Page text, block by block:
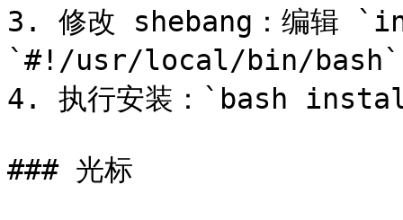
3. 修改 shebang：编辑
`#!/usr/local/bin/bash`，
4. 执行安装：`bash
### 光标